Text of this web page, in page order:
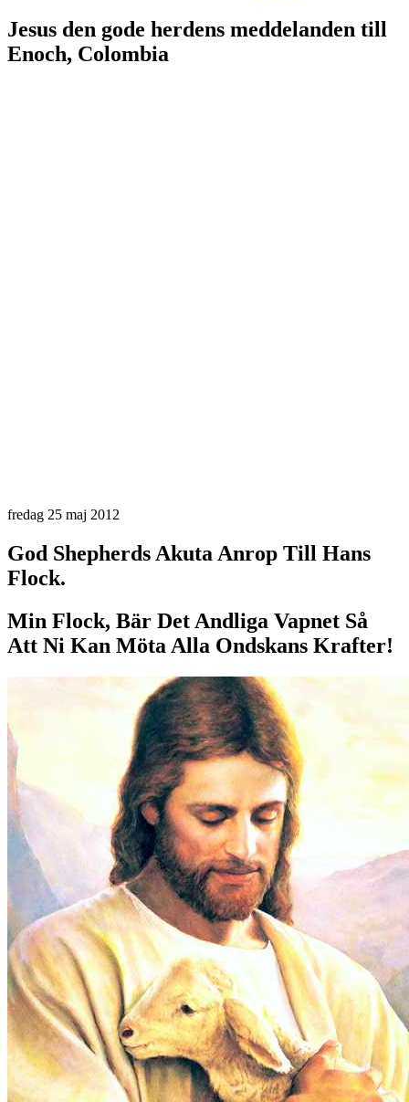
Jesus den gode herdens meddelanden till
Enoch, Colombia
fredag 25 maj 2012
God Shepherds Akuta Anrop Till Hans
Flock.
Min Flock, Bär Det Andliga Vapnet Så
Att Ni Kan Möta Alla Ondskans Krafter!